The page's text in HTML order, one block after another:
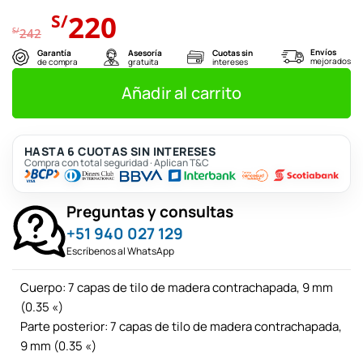
S/242 El
precio
original
era:
S/242.
S/220 precio
actual
es:
S/220.
Garantía
de compra
Asesoría
gratuita
Cuotas sin
intereses
Envíos
mejorados
Añadir al carrito
HASTA 6 CUOTAS SIN INTERESES
Compra con total seguridad · Aplican T&C
Preguntas y consultas
+51 940 027 129
Escríbenos al WhatsApp
Cuerpo: 7 capas de tilo de madera contrachapada, 9 mm
(0.35 «)
Parte posterior: 7 capas de tilo de madera contrachapada,
9 mm (0.35 «)